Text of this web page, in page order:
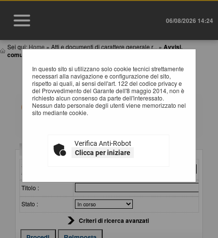
06/08/2026 14:24
Sei qui: Home » Atti e documenti di carattere generale r... » Avvisi,
comunicazioni e atti di caratter...
In questo sito si utilizzano solo cookie tecnici strettamente
necessari alla navigazione e configurazione del sito,
rispetto ai quali, ai sensi dell'art. 122 del codice privacy e
del Provvedimento del Garante dell'8 maggio 2014, non è
richiesto alcun consenso da parte dell'interessato.
Nessun dato personale degli utenti viene memorizzato nel
sito mediante cookie.
Verifica Anti-Robot
Clicca per iniziare
AVVISI, COMUNICAZIONI E ATTI DI CARATTERE
GENERALE
All'interno di questa sezione è possibile consultare
avvisi, atti e documenti di carattere generale riferiti a
tutte le procedure, quali ad esempio la documentazione
lavori (con le eventuali opere incompiute) e dei servizi e
forniture, ecc.
Per ciascuna pubblicazione sono consultabili i relativi
Criteri di ricerca
Stazione
appaltante :
Titolo :
Stato :
Criteri di ricerca avanzati